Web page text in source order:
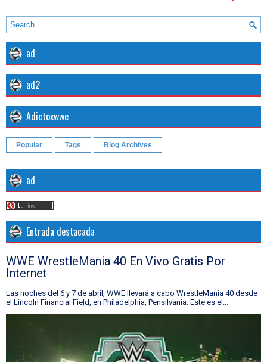
ad
ad2
Adictoxwwe
Popular Tags Blog Archives
ad
Entrada destacada
WWE WrestleMania 40 En Vivo Gratis Por
Internet
Las noches del 6 y 7 de abril, WWE llevará a cabo WrestleMania 40 desde
el Lincoln Financial Field, en Philadelphia, Pensilvania. Este es el...